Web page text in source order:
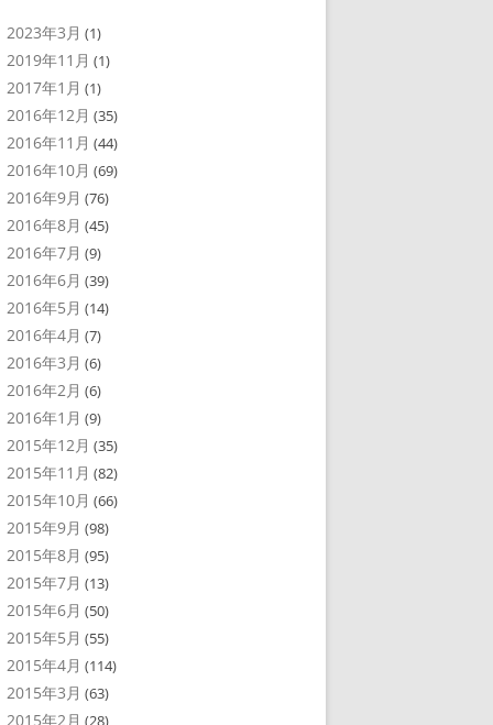
2023年3月 (1)
2019年11月 (1)
2017年1月 (1)
2016年12月 (35)
2016年11月 (44)
2016年10月 (69)
2016年9月 (76)
2016年8月 (45)
2016年7月 (9)
2016年6月 (39)
2016年5月 (14)
2016年4月 (7)
2016年3月 (6)
2016年2月 (6)
2016年1月 (9)
2015年12月 (35)
2015年11月 (82)
2015年10月 (66)
2015年9月 (98)
2015年8月 (95)
2015年7月 (13)
2015年6月 (50)
2015年5月 (55)
2015年4月 (114)
2015年3月 (63)
2015年2月 (28)